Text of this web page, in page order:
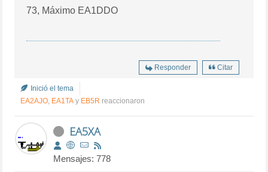
73, Máximo EA1DDO
Responder Citar
Inició el tema
EA2AJO, EA1TA y EB5R reaccionaron
EA5XA
Mensajes: 778